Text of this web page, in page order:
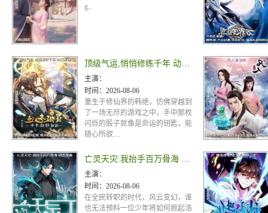
g..
顶级气运,悄悄修练千年 动态漫画
主演：
时间： 2026-08-06
重生于修仙界的韩绝，仿佛穿越到
了一场无尽的游戏之中，手中那枚
闪烁的骰子就像是命运的钥匙，能
随心所欲....
亡灵天灾:我抬手百万骨海 动态漫画
主演：
时间： 2026-08-06
在全民转职的时代，风云变幻，谁
也无法预料一位少年将如何掀起浩